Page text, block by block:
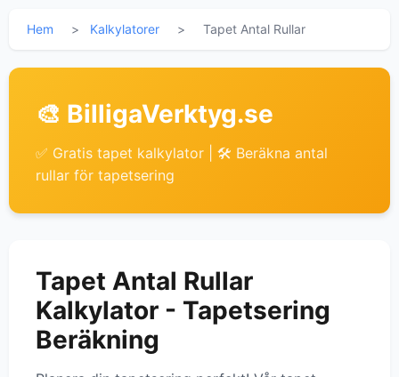
Hem > Kalkylatorer > Tapet Antal Rullar
🎨 BilligaVerktyg.se
✅ Gratis tapet kalkylator | 🛠 Beräkna antal
rullar för tapetsering
Tapet Antal Rullar
Kalkylator - Tapetsering
Beräkning